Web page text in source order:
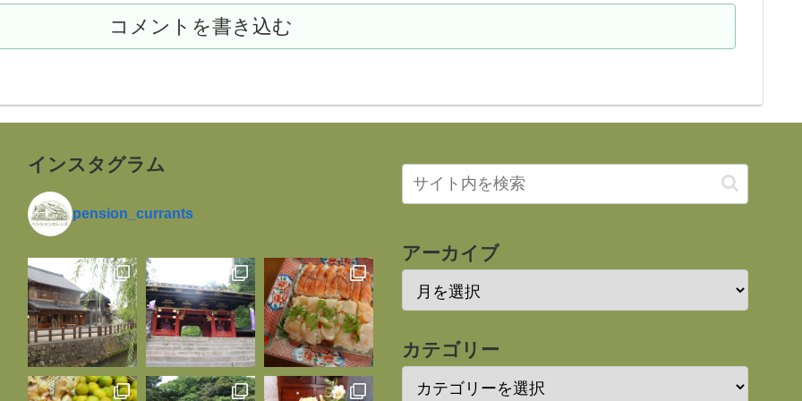
コメントを書き込む
インスタグラム
pension_currants
アーカイブ
カテゴリー